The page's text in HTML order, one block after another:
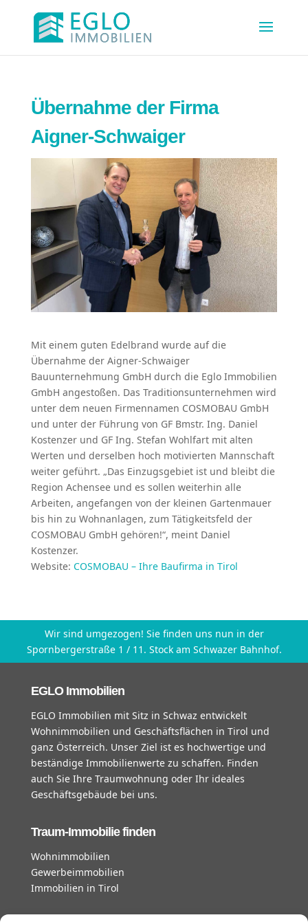
Übernahme der Firma
Aigner-Schwaiger
Mit einem guten Edelbrand wurde auf die
Übernahme der Aigner-Schwaiger
Bauunternehmung GmbH durch die Eglo Immobilien
GmbH angestoßen. Das Traditionsunternehmen wird
unter dem neuen Firmennamen COSMOBAU GmbH
und unter der Führung von GF Bmstr. Ing. Daniel
Kostenzer und GF Ing. Stefan Wohlfart mit alten
Werten und derselben hoch motivierten Mannschaft
weiter geführt. „Das Einzugsgebiet ist und bleibt die
Region Achensee und es sollen weiterhin alle
Arbeiten, angefangen von der kleinen Gartenmauer
bis hin zu Wohnanlagen, zum Tätigkeitsfeld der
COSMOBAU GmbH gehören!“, meint Daniel
Kostenzer.
Website: COSMOBAU – Ihre Baufirma in Tirol
EGLO Immobilien
EGLO Immobilien mit Sitz in Schwaz entwickelt
Wohnimmobilien und Geschäftsflächen in Tirol und
ganz Österreich. Unser Ziel ist es hochwertige und
beständige Immobilienwerte zu schaffen. Finden
auch Sie Ihre Traumwohnung oder Ihr ideales
Geschäftsgebäude bei uns.
Traum-Immobilie finden
Wohnimmobilien
Gewerbeimmobilien
Immobilien in Tirol
Wir sind umgezogen! Sie finden uns nun in der
Spornbergerstraße 1 / 11. Stock am Schwazer Bahnhof.